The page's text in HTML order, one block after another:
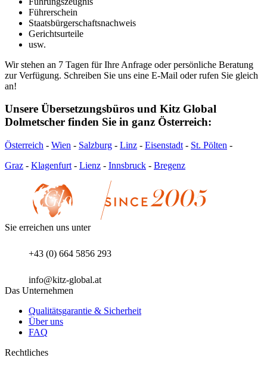
Führerschein
Staatsbürgerschaftsnachweis
Gerichtsurteile
usw.
Wir stehen an 7 Tagen für Ihre Anfrage oder persönliche Beratung
zur Verfügung. Schreiben Sie uns eine E-Mail oder rufen Sie gleich
an!
Unsere Übersetzungsbüros und Kitz Global
Dolmetscher finden Sie in ganz Österreich:
Österreich - Wien - Salzburg - Linz - Eisenstadt - St. Pölten -
Graz - Klagenfurt - Lienz - Innsbruck - Bregenz
Sie erreichen uns unter
+43 (0) 664 5856 293
info@kitz-global.at
Das Unternehmen
Qualitätsgarantie & Sicherheit
Über uns
FAQ
Rechtliches